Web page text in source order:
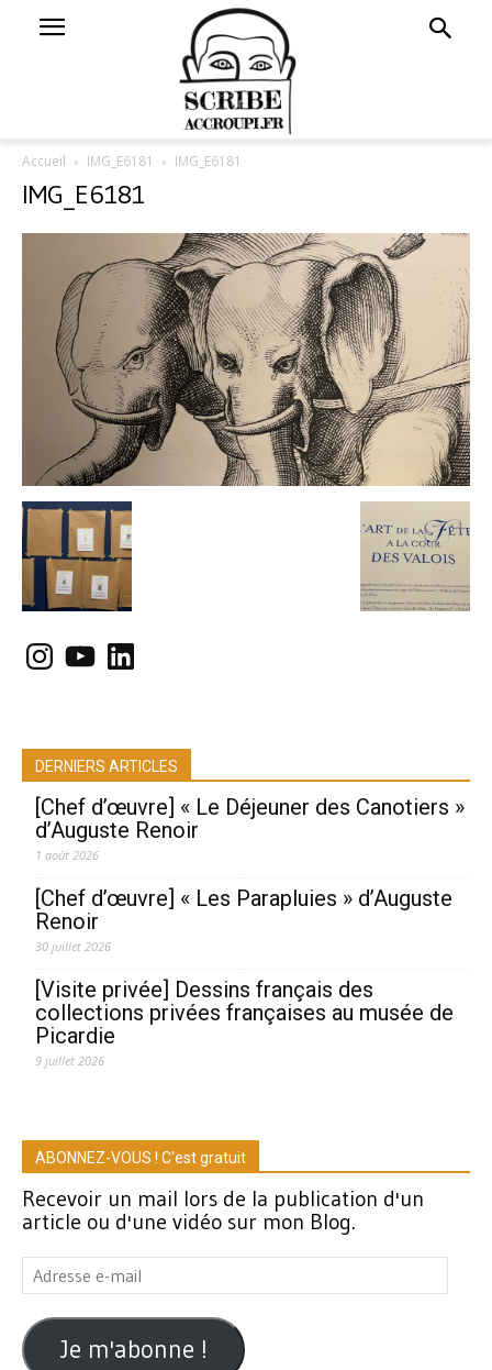
Accueil IMG_E6181 IMG_E6181
IMG_E6181
Instagram
YouTubeLinkedIn
DERNIERS ARTICLES
[Chef d’œuvre] « Le Déjeuner des Canotiers »
d’Auguste Renoir
1 août 2026
[Chef d’œuvre] « Les Parapluies » d’Auguste
Renoir
30 juillet 2026
[Visite privée] Dessins français des
collections privées françaises au musée de
Picardie
9 juillet 2026
ABONNEZ-VOUS ! C'est gratuit
Recevoir un mail lors de la publication d'un
article ou d'une vidéo sur mon Blog.
Adresse
e-
mail
Je m'abonne !